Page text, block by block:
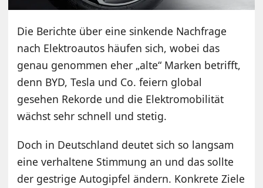
Die Berichte über eine sinkende Nachfrage
nach Elektroautos häufen sich, wobei das
genau genommen eher „alte“ Marken betrifft,
denn BYD, Tesla und Co. feiern global
gesehen Rekorde und die Elektromobilität
wächst sehr schnell und stetig.
Doch in Deutschland deutet sich so langsam
eine verhaltene Stimmung an und das sollte
der gestrige Autogipfel ändern. Konkrete Ziele